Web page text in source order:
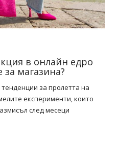
в онлайн едро
магазина?
за пролетта на
експерименти, които
след месеци
оригинални и донякъде